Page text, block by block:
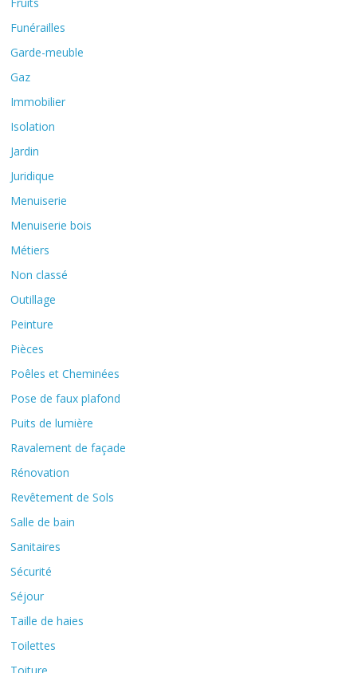
Fruits
Funérailles
Garde-meuble
Gaz
Immobilier
Isolation
Jardin
Juridique
Menuiserie
Menuiserie bois
Métiers
Non classé
Outillage
Peinture
Pièces
Poêles et Cheminées
Pose de faux plafond
Puits de lumière
Ravalement de façade
Rénovation
Revêtement de Sols
Salle de bain
Sanitaires
Sécurité
Séjour
Taille de haies
Toilettes